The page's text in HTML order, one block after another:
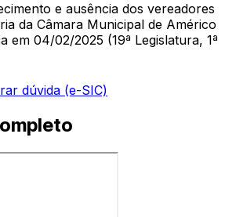
e ausência dos vereadores
da Câmara Municipal de Américo
em 04/02/2025 (19ª Legislatura, 1ª
dúvida (e-SIC)